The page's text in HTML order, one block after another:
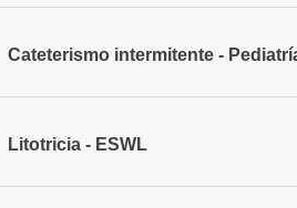
Cateterismo intermitente -
Litotricia - ESWL